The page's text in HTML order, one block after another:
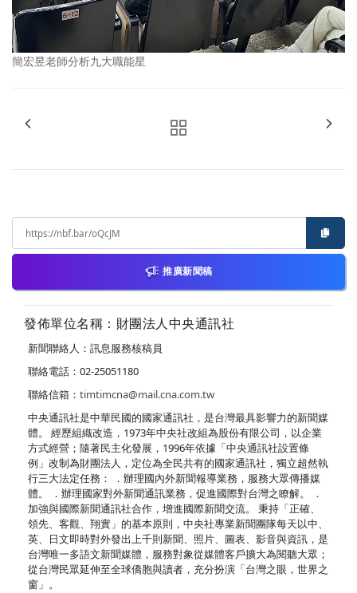
簡宏昱老師分析九大職能星
推廣新聞稿
發佈單位名稱：財團法人中央通訊社
新聞聯絡人：訊息服務核稿員
聯絡電話：02-25051180
聯絡信箱： timtimcna@mail.cna.com.tw
中央通訊社是中華民國的國家通訊社，是台灣最具影響力的新聞媒
體。 經歷組織改造，1973年中央社改組為股份有限公司，以企業
方式經營；隨著民主化發展，1996年依據「中央通訊社設置條
例」改制為財團法人，定位為全民共有的國家通訊社，獨立超然執
行三大法定任務： ．辦理國內外新聞報導業務，服務大眾傳播媒
體。 ．辦理國家對外新聞通訊業務，促進國際對台灣之瞭解。 ．
加強與國際新聞通訊社合作，增進國際新聞交流。 秉持「正確、
領先、客觀、翔實」的基本原則，中央社專業新聞團隊每天以中、
英、日文即時對外發出上千則新聞、照片、圖表、影音與資訊，是
台灣唯一多語文新聞媒體，服務對象從媒體客戶擴大為閱聽大眾；
從台灣民眾延伸至全球僑胞與讀者，充分扮演「台灣之眼，世界之
窗」。